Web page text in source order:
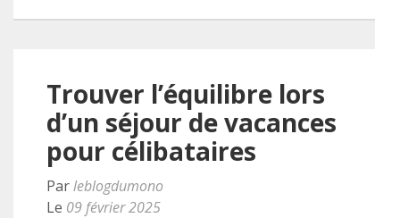
Trouver l’équilibre lors
d’un séjour de vacances
pour célibataires
Parleblogdumono
Le 09 février 2025